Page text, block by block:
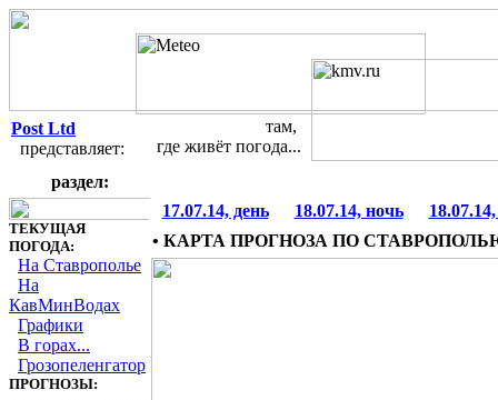
Post Ltd
представляет:
там,
где живёт погода...
раздел:
ТЕКУЩАЯ
ПОГОДА:
На Ставрополье
На
КавМинВодах
Графики
В горах...
Грозопеленгатор
ПРОГНОЗЫ:
17.07.14, день 18.07.14, ночь
• КАРТА ПРОГНОЗА ПО